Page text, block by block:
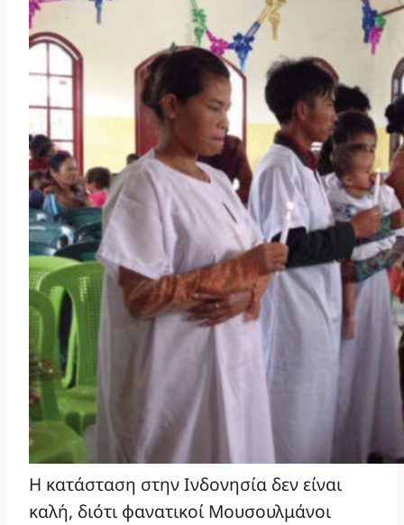
Η κατάσταση στην Ινδονησία δεν είναι
καλή, διότι φανατικοί Μουσουλμάνοι